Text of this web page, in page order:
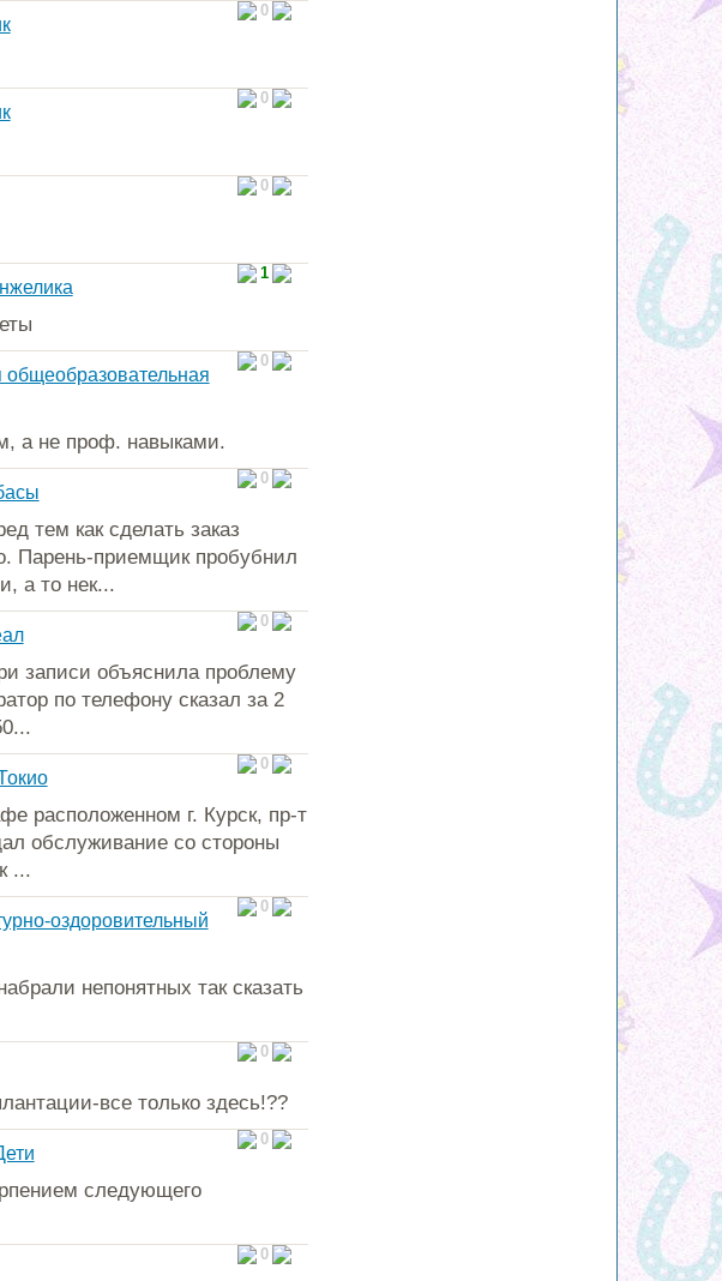
0
0
0
1
0
а не проф. навыками.
0
тем как сделать заказ
Парень-приемщик пробубнил
а то нек...
0
записи объяснила проблему
по телефону сказал за 2
0
расположенном г. Курск, пр-т
обслуживание со стороны
...
0
оздоровительный
непонятных так сказать
0
все только здесь!??
0
следующего
0